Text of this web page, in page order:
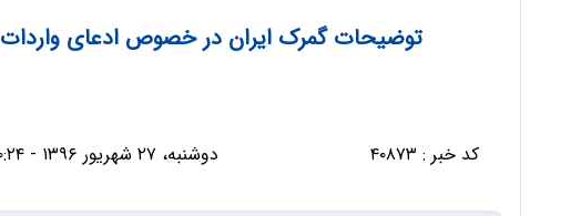
توضیحات گمرک ایران در خصوص ادعای واردات 181 تن تله موش به کشور
کد خبر : ۴۰۸۷۳ دوشنبه، ۲۷ شهریور ۱۳۹۶ - ۱۴:۴۰:۲۴